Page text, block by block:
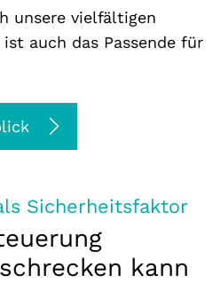
unsere vielfältigen
auch das Passende für
Sicherheitsfaktor
kann